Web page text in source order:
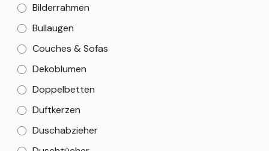
Bilderrahmen
Bullaugen
Couches & Sofas
Dekoblumen
Doppelbetten
Duftkerzen
Duschabzieher